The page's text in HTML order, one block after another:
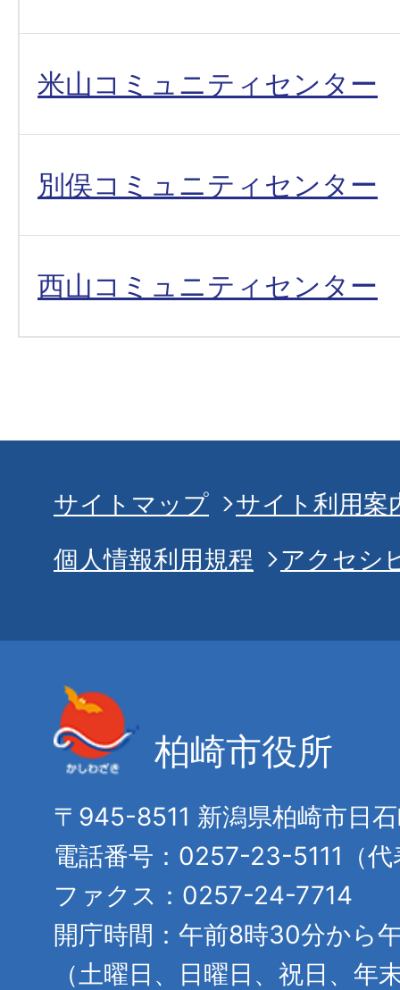
米山コミュニティセンター
別俣コミュニティセンター
西山コミュニティセンター
サイトマップ
サイト利用案
個人情報利用規程
アクセシ
柏崎市役所
〒945-8511 新潟県柏崎市日
電話番号：0257-23-5111（代
ファクス：0257-24-7714
開庁時間：午前8時30分から
（土曜日、日曜日、祝日、年